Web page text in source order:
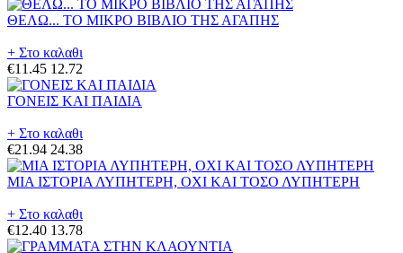
ΘΕΛΩ... ΤΟ ΜΙΚΡΟ ΒΙΒΛΙΟ ΤΗΣ ΑΓΑΠΗΣ
+ Στο καλαθι
€11.45 12.72
ΓΟΝΕΙΣ ΚΑΙ ΠΑΙΔΙΑ
+ Στο καλαθι
€21.94 24.38
ΜΙΑ ΙΣΤΟΡΙΑ ΛΥΠΗΤΕΡΗ, ΟΧΙ ΚΑΙ ΤΟΣΟ ΛΥΠΗΤΕΡΗ
+ Στο καλαθι
€12.40 13.78